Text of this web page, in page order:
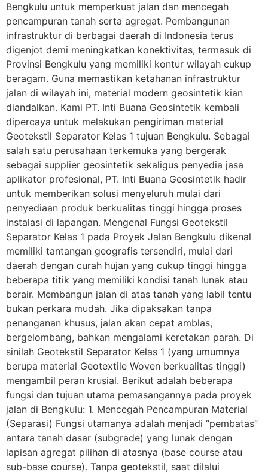
Bengkulu untuk memperkuat jalan dan mencegah
pencampuran tanah serta agregat. Pembangunan
infrastruktur di berbagai daerah di Indonesia terus
digenjot demi meningkatkan konektivitas, termasuk di
Provinsi Bengkulu yang memiliki kontur wilayah cukup
beragam. Guna memastikan ketahanan infrastruktur
jalan di wilayah ini, material modern geosintetik kian
diandalkan. Kami PT. Inti Buana Geosintetik kembali
dipercaya untuk melakukan pengiriman material
Geotekstil Separator Kelas 1 tujuan Bengkulu. Sebagai
salah satu perusahaan terkemuka yang bergerak
sebagai supplier geosintetik sekaligus penyedia jasa
aplikator profesional, PT. Inti Buana Geosintetik hadir
untuk memberikan solusi menyeluruh mulai dari
penyediaan produk berkualitas tinggi hingga proses
instalasi di lapangan. Mengenal Fungsi Geotekstil
Separator Kelas 1 pada Proyek Jalan Bengkulu dikenal
memiliki tantangan geografis tersendiri, mulai dari
daerah dengan curah hujan yang cukup tinggi hingga
beberapa titik yang memiliki kondisi tanah lunak atau
berair. Membangun jalan di atas tanah yang labil tentu
bukan perkara mudah. Jika dipaksakan tanpa
penanganan khusus, jalan akan cepat amblas,
bergelombang, bahkan mengalami keretakan parah. Di
sinilah Geotekstil Separator Kelas 1 (yang umumnya
berupa material Geotextile Woven berkualitas tinggi)
mengambil peran krusial. Berikut adalah beberapa
fungsi dan tujuan utama pemasangannya pada proyek
jalan di Bengkulu: 1. Mencegah Pencampuran Material
(Separasi) Fungsi utamanya adalah menjadi “pembatas”
antara tanah dasar (subgrade) yang lunak dengan
lapisan agregat pilihan di atasnya (base course atau
sub-base course). Tanpa geotekstil, saat dilalui